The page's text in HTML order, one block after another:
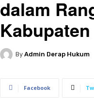
dalam
By Admin Derap Hukum
Facebook